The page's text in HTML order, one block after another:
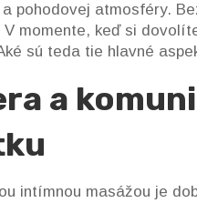
a pohodovej atmosféry.
V momente, keď si
sú teda tie hlavné
a
intímnou masážou je